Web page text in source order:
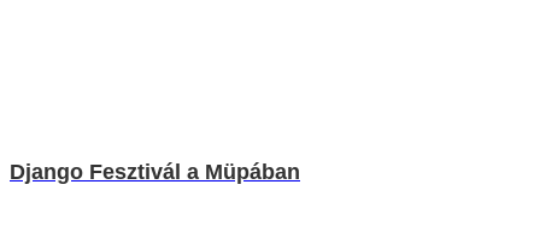
Django Fesztivál a Müpában